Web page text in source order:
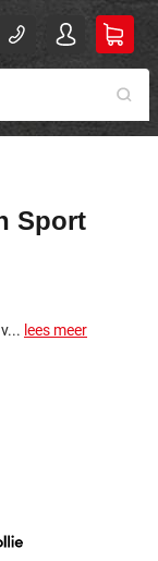
Sport
lees meer